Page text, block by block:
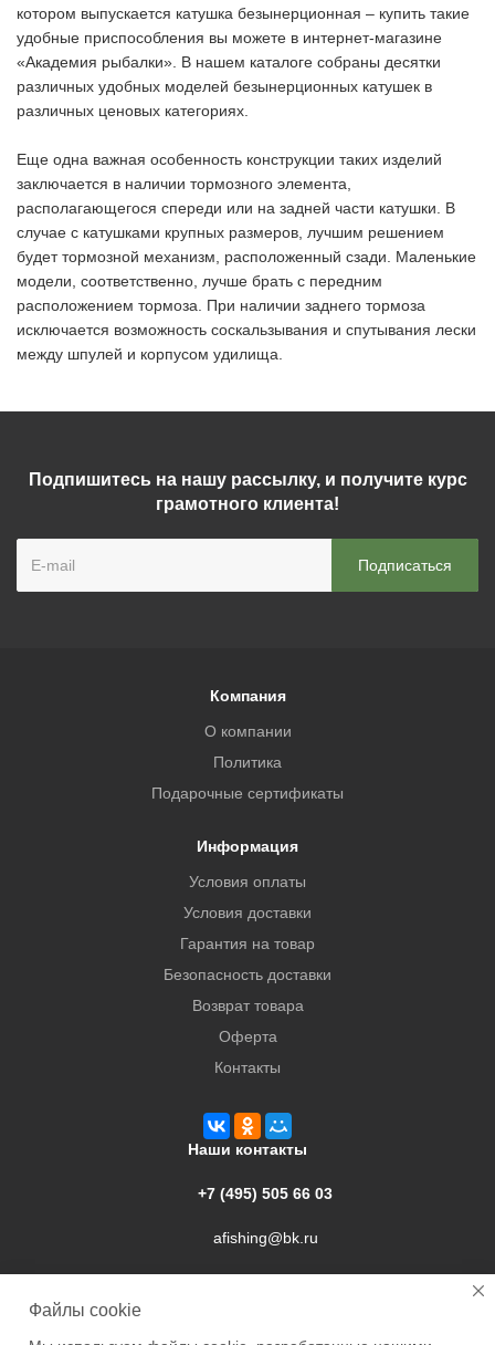
котором выпускается катушка безынерционная – купить такие
удобные приспособления вы можете в интернет-магазине
«Академия рыбалки». В нашем каталоге собраны десятки
различных удобных моделей безынерционных катушек в
различных ценовых категориях.
Еще одна важная особенность конструкции таких изделий
заключается в наличии тормозного элемента,
располагающегося спереди или на задней части катушки. В
случае с катушками крупных размеров, лучшим решением
будет тормозной механизм, расположенный сзади. Маленькие
модели, соответственно, лучше брать с передним
расположением тормоза. При наличии заднего тормоза
исключается возможность соскальзывания и спутывания лески
между шпулей и корпусом удилища.
Подпишитесь на нашу рассылку, и получите курс
грамотного клиента!
Компания
О компании
Политика
Подарочные сертификаты
Информация
Условия оплаты
Условия доставки
Гарантия на товар
Безопасность доставки
Возврат товара
Оферта
Контакты
Наши контакты
+7 (495) 505 66 03
afishing@bk.ru
Файлы cookie